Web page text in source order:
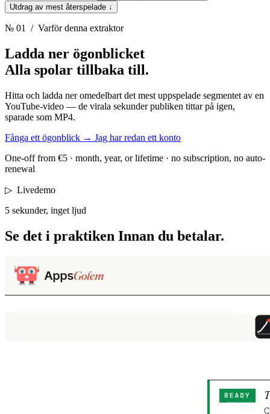
Utdrag av mest återspelade ↓
№ 01 / Varför denna extraktor
Ladda ner ögonblicket
Alla spolar tillbaka till.
Hitta och ladda ner omedelbart det mest uppspelade segmentet av en
YouTube-video — de virala sekunder publiken tittar på igen,
sparade som MP4.
Fånga ett ögonblick → Jag har redan ett konto
One-off from €5 · month, year, or lifetime · no subscription, no auto-
renewal
▷ Livedemo
5 sekunder, inget ljud
Se det i praktiken Innan du betalar.